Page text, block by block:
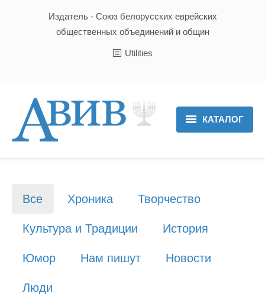
Издатель - Союз белорусских еврейских
общественных объединений и общин
Utilities
КАТАЛОГ
Культура и Традиции
Хроника
Люди
Все Хроника Творчество
Культура и Традиции История
Юмор Нам пишут Новости
Люди